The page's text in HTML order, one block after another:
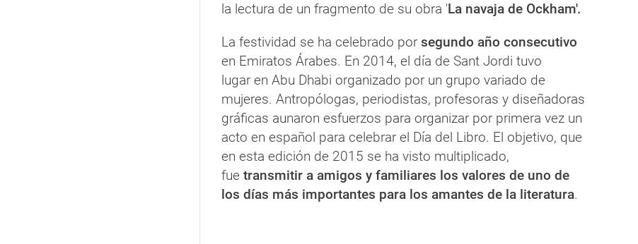
la lectura de un fragmento de su obra 'La navaja de Ockham'.
La festividad se ha celebrado por segundo año consecutivo
en Emiratos Árabes. En 2014, el día de Sant Jordi tuvo
lugar en Abu Dhabi organizado por un grupo variado de
mujeres. Antropólogas, periodistas, profesoras y diseñadoras
gráficas aunaron esfuerzos para organizar por primera vez un
acto en español para celebrar el Día del Libro. El objetivo, que
en esta edición de 2015 se ha visto multiplicado,
fue transmitir a amigos y familiares los valores de uno de
los días más importantes para los amantes de la literatura.